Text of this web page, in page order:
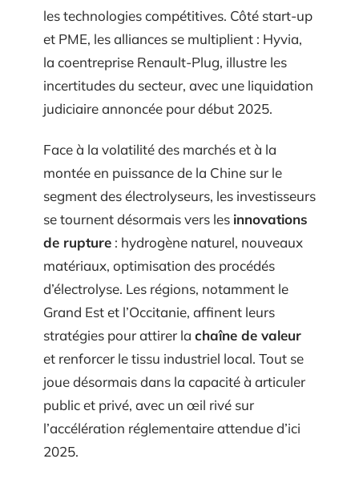
les technologies compétitives. Côté start-up
et PME, les alliances se multiplient : Hyvia,
la coentreprise Renault-Plug, illustre les
incertitudes du secteur, avec une liquidation
judiciaire annoncée pour début 2025.
Face à la volatilité des marchés et à la
montée en puissance de la Chine sur le
segment des électrolyseurs, les investisseurs
se tournent désormais vers les innovations
de rupture : hydrogène naturel, nouveaux
matériaux, optimisation des procédés
d’électrolyse. Les régions, notamment le
Grand Est et l’Occitanie, affinent leurs
stratégies pour attirer la chaîne de valeur
et renforcer le tissu industriel local. Tout se
joue désormais dans la capacité à articuler
public et privé, avec un œil rivé sur
l’accélération réglementaire attendue d’ici
2025.